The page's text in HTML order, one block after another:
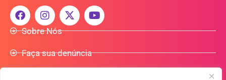
Sobre Nós
Faça sua denúncia